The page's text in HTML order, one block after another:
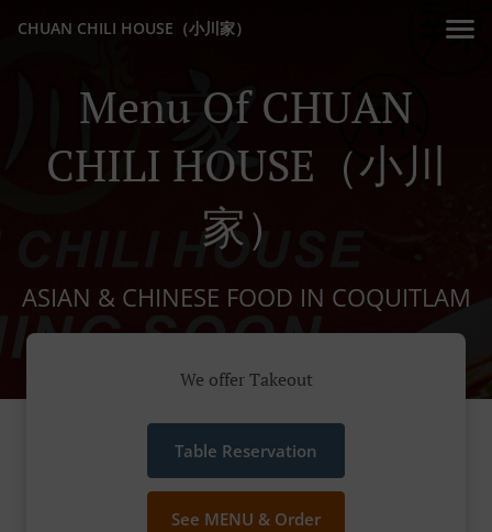
CHUAN CHILI HOUSE（小川家）
Menu Of CHUAN
CHILI HOUSE（小川
家）
ASIAN & CHINESE FOOD IN COQUITLAM
We offer Takeout
Table Reservation
See MENU & Order